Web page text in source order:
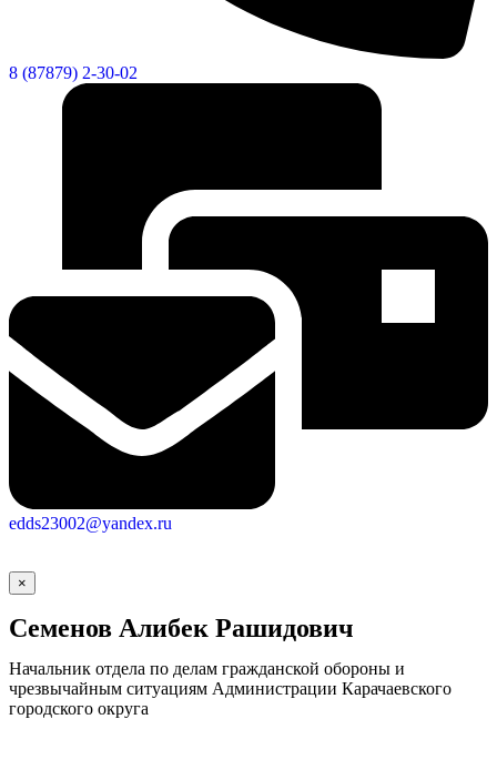
8 (87879) 2-30-02
edds23002@yandex.ru
×
Семенов Алибек Рашидович
Начальник отдела по делам гражданской обороны и
чрезвычайным ситуациям Администрации Карачаевского
городского округа